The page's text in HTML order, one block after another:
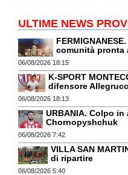
ULTIME NEWS
comunità pronta
06/08/2026 18:15
K-SPORT
difensore
06/08/2026 18:13
URBANIA. Colpo
Chornopyshchuk
06/08/2026 7:42
VILLA SAN
di ripartire
06/08/2026 5:40